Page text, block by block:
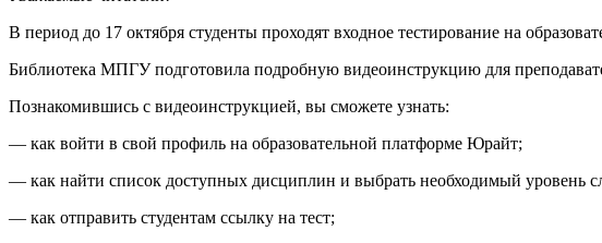
В период до 17 октября студенты проходят входное тестирование на
Библиотека МПГУ подготовила подробную видеоинструкцию для
Познакомившись с видеоинструкцией, вы сможете узнать:
— как войти в свой профиль на образовательной платформе Юрайт;
— как найти список доступных дисциплин и выбрать необходимый уровень
— как отправить студентам ссылку на тест;